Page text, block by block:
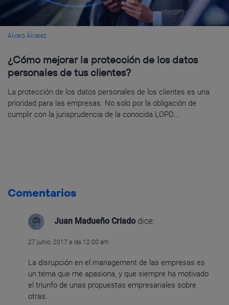
Álvaro Álvarez
¿Cómo mejorar la protección de los datos
personales de tus clientes?
La protección de los datos personales de los clientes es una
prioridad para las empresas. No solo por la obligación de
cumplir con la jurisprudencia de la conocida LOPD...
Comentarios
Juan Madueño Criado dice:
27 junio, 2017 a las 12:00 am
La disrupción en el management de las empresas es
un tema que me apasiona, y que siempre ha motivado
el triunfo de unas propuestas empresariales sobre
otras.